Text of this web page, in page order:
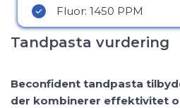
Fluor: 1450 PPM
Tandpasta vurdering
Beconfident tandpasta
der kombinerer effektivitet